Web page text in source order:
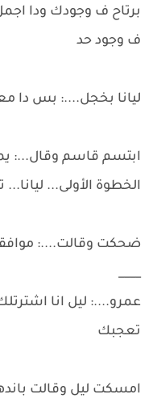
برتاح ف وجودك ودا
ف وجود حد
ليانا بخجل....: بس دا
ابتسم قاسم وقال...:
الخطوة الأولى... ليانا...
ضحكت وقالت....:
____
عمرو....: ليل انا
تعجبك
امسكت ليل وقالت